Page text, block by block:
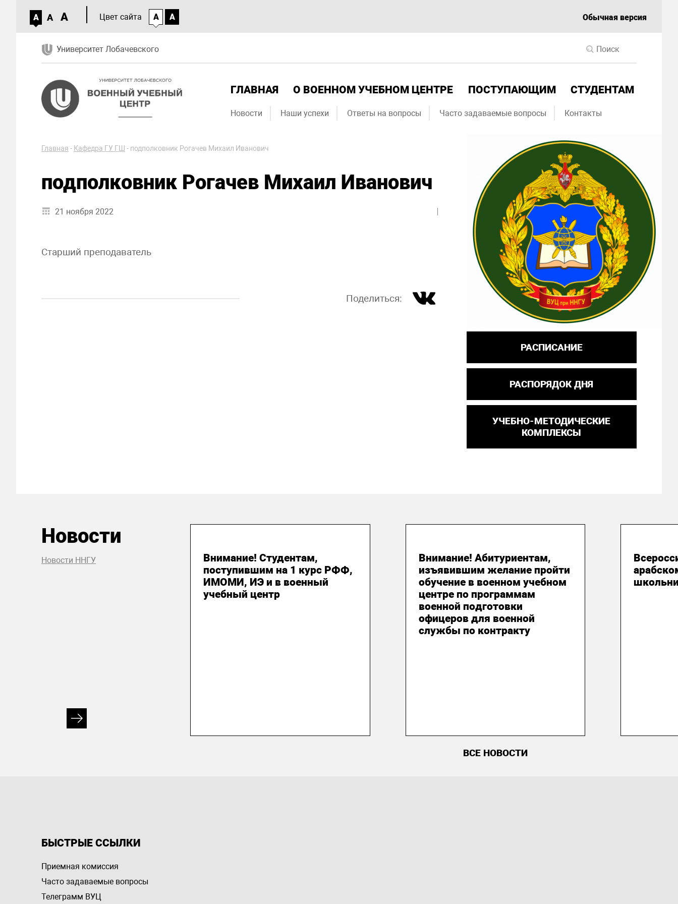
A A A Цвет сайта A A Обычная версия
Университет Лобачевского
ГЛАВНАЯ О ВОЕННОМ УЧЕБНОМ ЦЕНТРЕ ПОСТУПАЮЩИМ СТУДЕНТАМ
Новости Наши успехи Ответы на вопросы Часто задаваемые вопросы Контакты
Главная - Кафедра ГУ ГШ - подполковник Рогачев Михаил Иванович
подполковник Рогачев Михаил Иванович
21 ноября 2022
Старший преподаватель
Поделиться:
РАСПИСАНИЕ
РАСПОРЯДОК ДНЯ
УЧЕБНО-МЕТОДИЧЕСКИЕ
КОМПЛЕКСЫ
Новости
Новости ННГУ
Внимание! Студентам,
поступившим на 1 курс РФФ,
ИМОМИ, ИЭ и в военный
учебный центр
Внимание! Абитуриентам,
изъявившим желание пройти
обучение в военном учебном
центре по программам
военной подготовки
офицеров для военной
службы по контракту
ВСЕ НОВОСТИ
БЫСТРЫЕ ССЫЛКИ
Приемная комиссия
Часто задаваемые вопросы
Телеграмм ВУЦ